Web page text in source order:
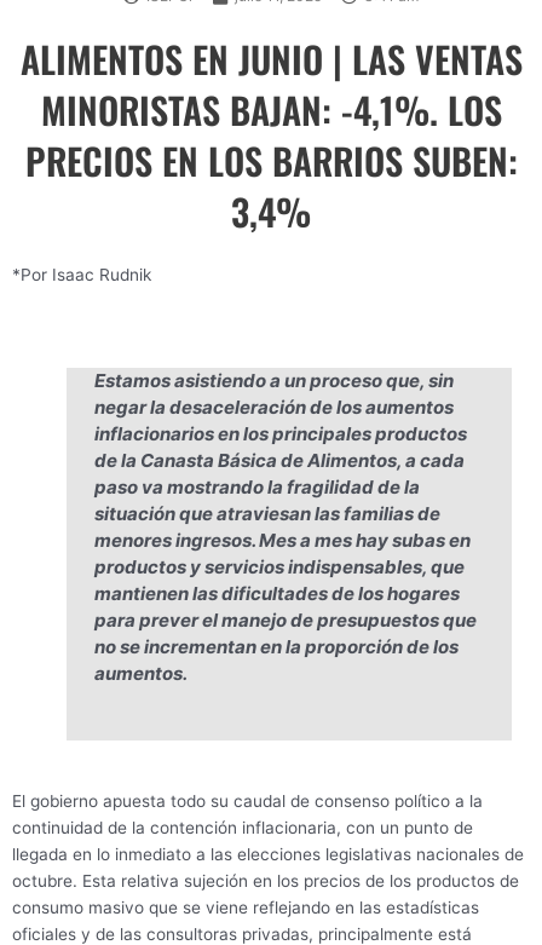
ALIMENTOS EN JUNIO | LAS VENTAS
MINORISTAS BAJAN: -4,1%. LOS
PRECIOS EN LOS BARRIOS SUBEN:
3,4%
*Por Isaac Rudnik
Estamos asistiendo a un proceso que, sin
negar la desaceleración de los aumentos
inflacionarios en los principales productos
de la Canasta Básica de Alimentos, a cada
paso va mostrando la fragilidad de la
situación que atraviesan las familias de
menores ingresos. Mes a mes hay subas en
productos y servicios indispensables, que
mantienen las dificultades de los hogares
para prever el manejo de presupuestos que
no se incrementan en la proporción de los
aumentos.
El gobierno apuesta todo su caudal de consenso político a la
continuidad de la contención inflacionaria, con un punto de
llegada en lo inmediato a las elecciones legislativas nacionales de
octubre. Esta relativa sujeción en los precios de los productos de
consumo masivo que se viene reflejando en las estadísticas
oficiales y de las consultoras privadas, principalmente está